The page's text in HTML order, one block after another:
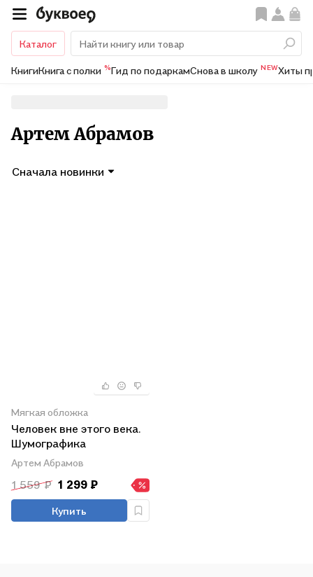
Каталог
КнигиКнига с полки %Гид по подаркамСнова в школу NEWХиты
Артем Абрамов
Сначала новинки
Мягкая обложка
Человек вне этого века.
Шумографика
Александра Лебедева-
Фронтова
Артем Абрамов
1 559 ₽ 1 299 ₽
Купить